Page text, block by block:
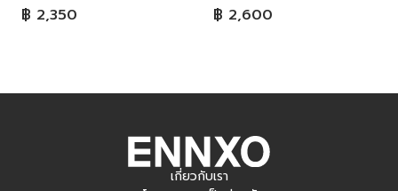
฿ 2,350 ฿ 2,600
เกี่ยวกับเรา